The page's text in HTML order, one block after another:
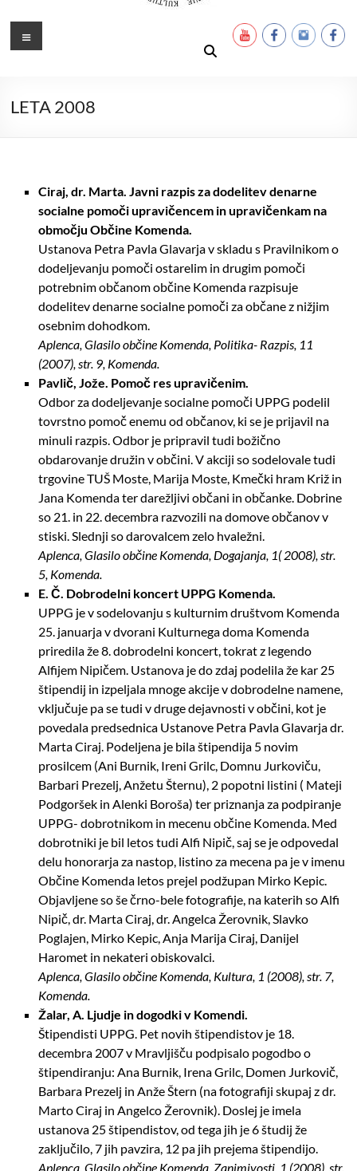
Ustanova Petra Pavla Glavarja
Meni
LETA 2008
Ciraj, dr. Marta. Javni razpis za dodelitev denarne
socialne pomoči upravičencem in upravičenkam na
območju Občine Komenda.
Ustanova Petra Pavla Glavarja v skladu s Pravilnikom o
dodeljevanju pomoči ostarelim in drugim pomoči
potrebnim občanom občine Komenda razpisuje
dodelitev denarne socialne pomoči za občane z nižjim
osebnim dohodkom.
Aplenca, Glasilo občine Komenda, Politika- Razpis, 11
(2007), str. 9, Komenda.
Pavlič, Jože. Pomoč res upravičenim.
Odbor za dodeljevanje socialne pomoči UPPG podelil
tovrstno pomoč enemu od občanov, ki se je prijavil na
minuli razpis. Odbor je pripravil tudi božično
obdarovanje družin v občini. V akciji so sodelovale tudi
trgovine TUŠ Moste, Marija Moste, Kmečki hram Križ in
Jana Komenda ter darežljivi občani in občanke. Dobrine
so 21. in 22. decembra razvozili na domove občanov v
stiski. Slednji so darovalcem zelo hvaležni.
Aplenca, Glasilo občine Komenda, Dogajanja, 1( 2008), str.
5, Komenda.
E. Č. Dobrodelni koncert UPPG Komenda.
UPPG je v sodelovanju s kulturnim društvom Komenda
25. januarja v dvorani Kulturnega doma Komenda
priredila že 8. dobrodelni koncert, tokrat z legendo
Alfijem Nipičem. Ustanova je do zdaj podelila že kar 25
štipendij in izpeljala mnoge akcije v dobrodelne namene,
vključuje pa se tudi v druge dejavnosti v občini, kot je
povedala predsednica Ustanove Petra Pavla Glavarja dr.
Marta Ciraj. Podeljena je bila štipendija 5 novim
prosilcem (Ani Burnik, Ireni Grilc, Domnu Jurkoviču,
Barbari Prezelj, Anžetu Šternu), 2 popotni listini ( Mateji
Podgoršek in Alenki Boroša) ter priznanja za podpiranje
UPPG- dobrotnikom in mecenu občine Komenda. Med
dobrotniki je bil letos tudi Alfi Nipič, saj se je odpovedal
delu honorarja za nastop, listino za mecena pa je v imenu
Občine Komenda letos prejel podžupan Mirko Kepic.
Objavljene so še črno-bele fotografije, na katerih so Alfi
Nipič, dr. Marta Ciraj, dr. Angelca Žerovnik, Slavko
Poglajen, Mirko Kepic, Anja Marija Ciraj, Danijel
Haromet in nekateri obiskovalci.
Aplenca, Glasilo občine Komenda, Kultura, 1 (2008), str. 7,
Komenda.
Žalar, A. Ljudje in dogodki v Komendi.
Štipendisti UPPG. Pet novih štipendistov je 18.
decembra 2007 v Mravljišču podpisalo pogodbo o
štipendiranju: Ana Burnik, Irena Grilc, Domen Jurkovič,
Barbara Prezelj in Anže Štern (na fotografiji skupaj z dr.
Marto Ciraj in Angelco Žerovnik). Doslej je imela
ustanova 25 štipendistov, od tega jih je 6 študij že
zaključilo, 7 jih pavzira, 12 pa jih prejema štipendijo.
Aplenca, Glasilo občine Komenda, Zanimivosti, 1 (2008), str.